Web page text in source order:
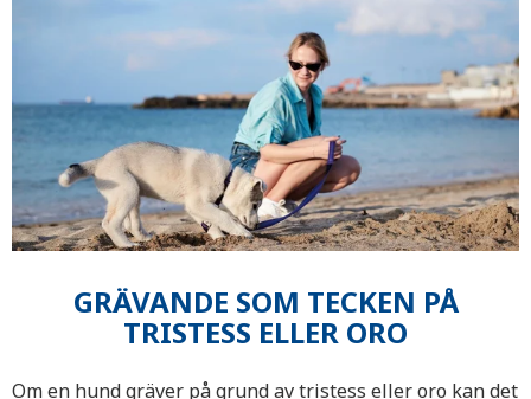
GRÄVANDE SOM TECKEN PÅ
TRISTESS ELLER ORO
Om en hund gräver på grund av tristess eller oro kan det